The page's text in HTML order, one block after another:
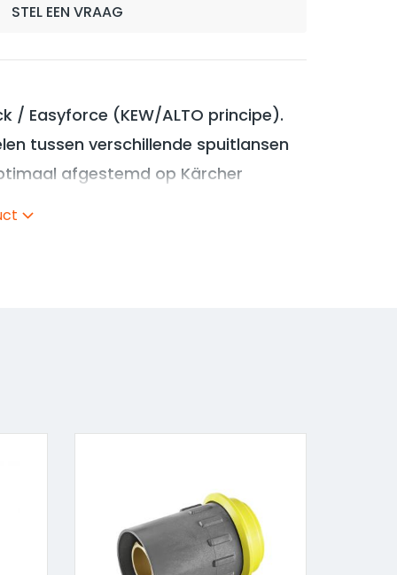
STEL EEN VRAAG
/ Easyforce (KEW/ALTO principe).
tussen verschillende spuitlansen
afgestemd op Kärcher